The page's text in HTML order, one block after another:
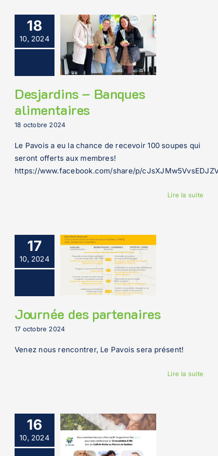
18
10, 2024
Desjardins – Banques
alimentaires
18 octobre 2024
Le Pavois a eu la chance de recevoir 100 soupes qui
seront offerts aux membres!
https://www.facebook.com/share/p/
Lire la suite
17
10, 2024
Journée des partenaires
17 octobre 2024
Venez nous rencontrer, Le Pavois sera présent!
Lire la suite
16
10, 2024